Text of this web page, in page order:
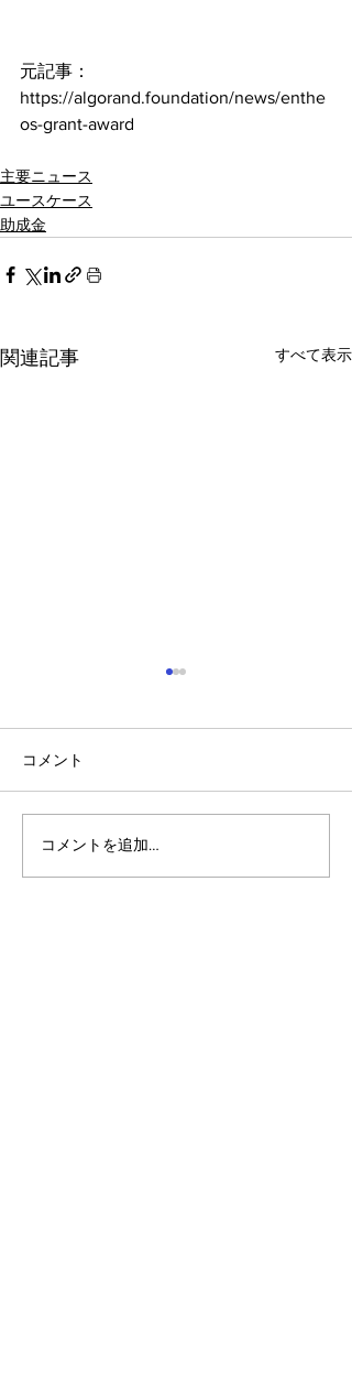
元記事：
https://algorand.foundation/news/enthe
os-grant-award
主要ニュース
ユースケース
助成金
関連記事 すべて表示
アルゴランドのポスト量
子暗号（PQC）ロードマ
コメント
コメントを追加…